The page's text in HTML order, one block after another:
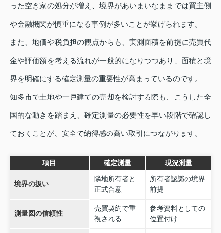
った空き家の処分が増え、境界があいまいなままでは買主側
や金融機関が慎重になる事例が多いことが挙げられます。
また、地価や税負担の観点からも、実測面積を前提に売買代
金や評価額を考える流れが一般的になりつつあり、面積と境
界を明確にする確定測量の重要性が高まっているのです。
知多市で土地や一戸建ての売却を検討する際も、こうした全
国的な動きを踏まえ、確定測量の必要性を早い段階で確認し
ておくことが、安全で納得感の高い取引につながります。
項目 確定測量 現況測量
境界の扱い
隣地所有者と
正式合意
所有者認識の境界
前提
測量図の信頼性
売買契約で重
視される
参考資料としての
位置付け